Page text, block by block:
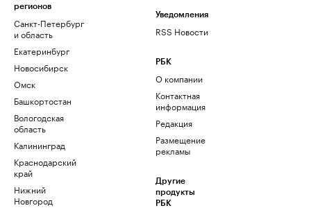
регионов
Санкт-Петербург
и область
Екатеринбург
Новосибирск
Омск
Башкортостан
Вологодская
область
Калининград
Краснодарский
край
Нижний
Новгород
Уведомления
RSS Новости
РБК
О компании
Контактная
информация
Редакция
Размещение
рекламы
Другие
продукты
РБК